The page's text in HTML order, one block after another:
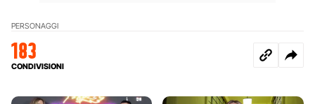
PERSONAGGI
183
CONDIVISIONI